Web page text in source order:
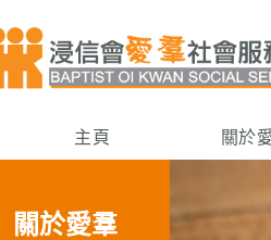
主頁 關於
關於愛羣